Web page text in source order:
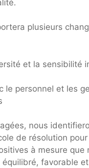
plusieurs
et la sensibilité
le personnel et les
nous
de résolution
à mesure
favorable